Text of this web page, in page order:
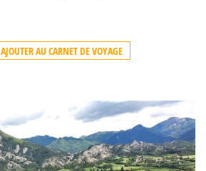
AJOUTER AU CARNET DE VOYAGE